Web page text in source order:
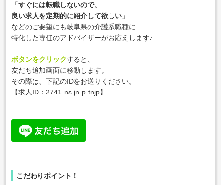
「すぐには転職しないので、
良い求人を定期的に紹介して欲しい 」
などのご要望にも岐阜県の介護系職種に
特化した専任のアドバイザーがお応えします♪
ボタンをクリックすると、
友だち追加画面に移動します。
その際は、下記のIDをお送りください。
【求人ID： 2741-ns-jn-p-tnjp】
こだわりポイント！